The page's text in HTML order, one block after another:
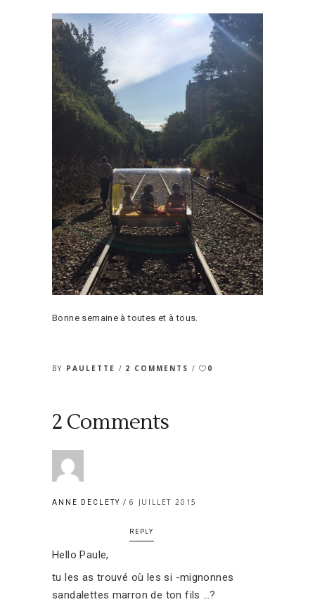
Bonne semaine à toutes et à tous.
BY PAULETTE 2 COMMENTS 0
2 Comments
ANNE DECLETY 6 JUILLET 2015
REPLY
Hello Paule,
tu les as trouvé où les si -mignonnes
sandalettes marron de ton fils …?